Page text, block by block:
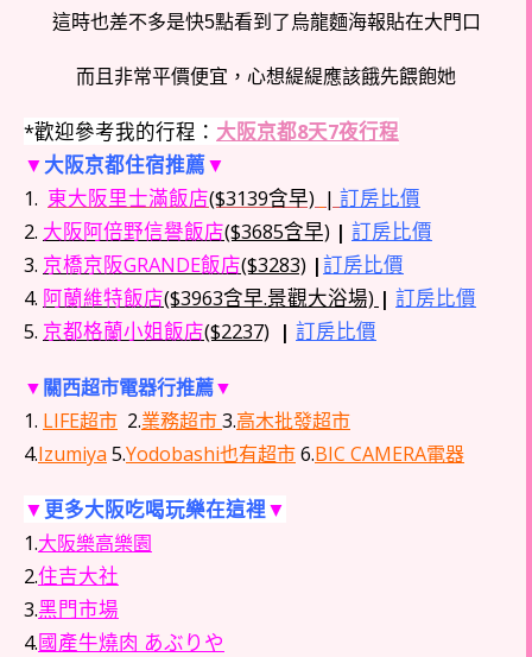
這時也差不多是快5點看到了烏龍麵海報貼在大門口
而且非常平價便宜，心想緹緹應該餓先餵飽她
*歡迎參考我的行程： 大阪京都8天7夜行程
▼大阪京都住宿推薦▼
1. 東大阪里士滿飯店($3139含早) | 訂房比價
2. 大阪阿倍野信譽飯店($3685含早) | 訂房比價
3. 京橋京阪GRANDE飯店($3283) |訂房比價
4. 阿蘭維特飯店($3963含早.景觀大浴場) | 訂房比價
5. 京都格蘭小姐飯店($2237) | 訂房比價
▼關西超市電器行推薦▼
1. LIFE超市 2.業務超市3.高木批發超市
4.Izumiya 5.Yodobashi也有超市6.BIC CAMERA電器
▼更多大阪吃喝玩樂在這裡▼
1.大阪樂高樂園
2.住吉大社
3.黑門市場
4.國產牛燒肉 あぶりや